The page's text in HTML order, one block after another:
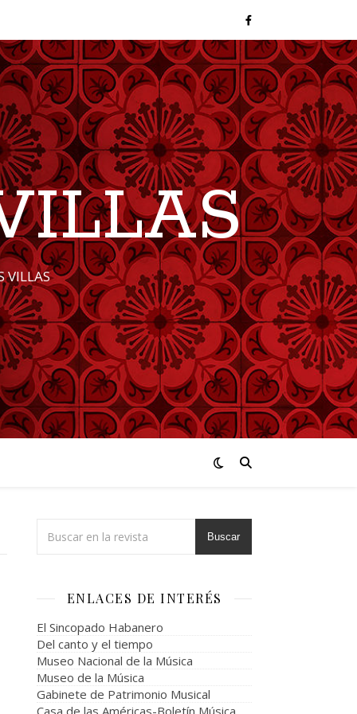
VILLAS
Buscar
ENLACES DE INTERÉS
El Sincopado Habanero
Del canto y el tiempo
Museo Nacional de la Música
Museo de la Música
Gabinete de Patrimonio Musical
Casa de las Américas-Boletín Música